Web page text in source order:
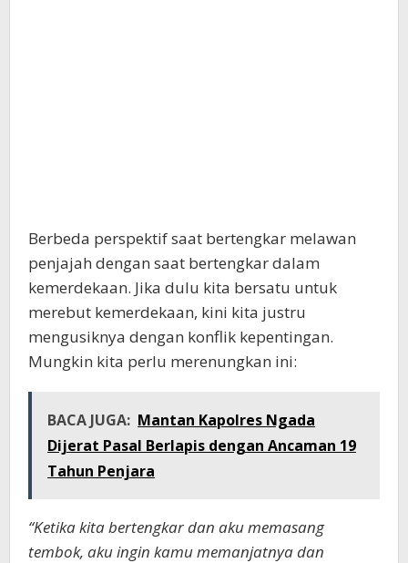
Berbeda perspektif saat bertengkar melawan
penjajah dengan saat bertengkar dalam
kemerdekaan. Jika dulu kita bersatu untuk
merebut kemerdekaan, kini kita justru
mengusiknya dengan konflik kepentingan.
Mungkin kita perlu merenungkan ini:
BACA JUGA: Mantan Kapolres Ngada
Dijerat Pasal Berlapis dengan Ancaman 19
Tahun Penjara
“Ketika kita bertengkar dan aku memasang
tembok, aku ingin kamu memanjatnya dan